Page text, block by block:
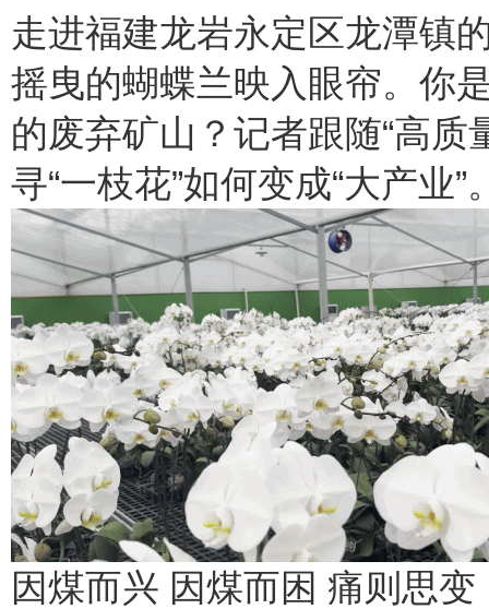
走进福建龙岩永定区龙潭镇
摇曳的蝴蝶兰映入眼帘。你
的废弃矿山？记者跟随“高质
寻“一枝花”如何变成“大产业”
因煤而兴 因煤而困 痛则思变